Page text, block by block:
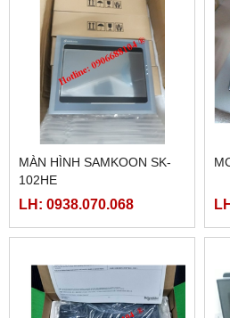
MÀN HÌNH SAMKOON SK-
102HE
LH: 0938.070.068